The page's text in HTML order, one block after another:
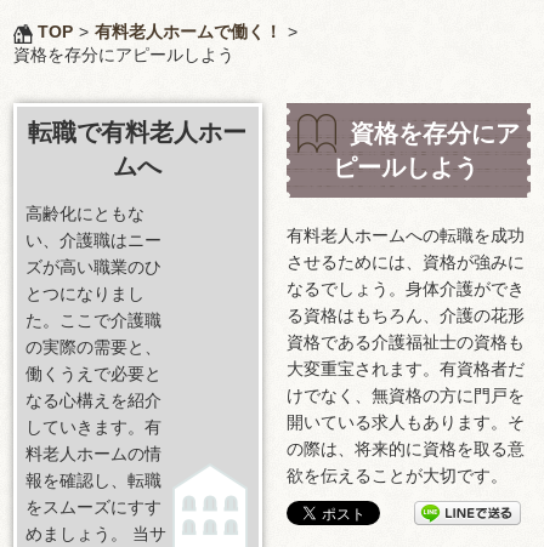
TOP > 有料老人ホームで働く！
>
資格を存分にアピールしよう
転職で有料老人ホー
ムへ
高齢化にともな
い、介護職はニー
ズが高い職業のひ
とつになりまし
た。ここで介護職
の実際の需要と、
働くうえで必要と
なる心構えを紹介
していきます。有
料老人ホームの情
報を確認し、転職
をスムーズにすす
めましょう。 当サ
資格を存分にア
ピールしよう
有料老人ホームへの転職を成功
させるためには、資格が強みに
なるでしょう。身体介護ができ
る資格はもちろん、介護の花形
資格である介護福祉士の資格も
大変重宝されます。有資格者だ
けでなく、無資格の方に門戸を
開いている求人もあります。そ
の際は、将来的に資格を取る意
欲を伝えることが大切です。